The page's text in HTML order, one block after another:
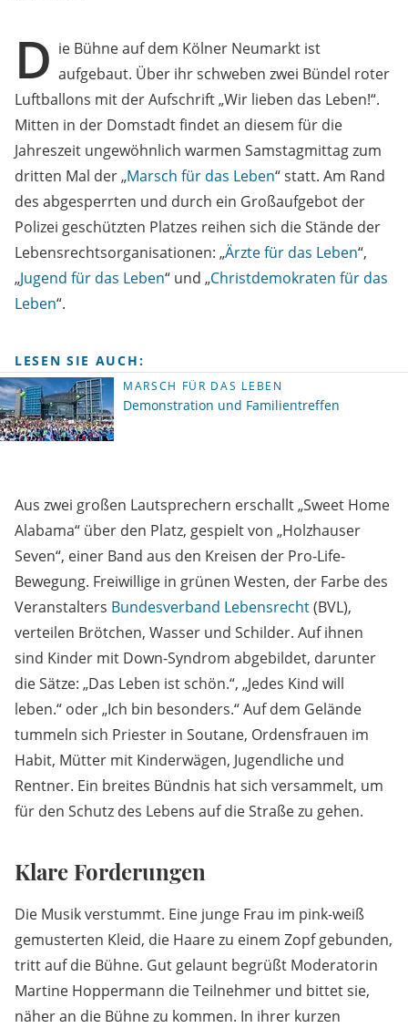
D ie Bühne auf dem Kölner Neumarkt ist
aufgebaut. Über ihr schweben zwei Bündel roter
Luftballons mit der Aufschrift „Wir lieben das Leben!“.
Mitten in der Domstadt findet an diesem für die
Jahreszeit ungewöhnlich warmen Samstagmittag zum
dritten Mal der „Marsch für das Leben“ statt. Am Rand
des abgesperrten und durch ein Großaufgebot der
Polizei geschützten Platzes reihen sich die Stände der
Lebensrechtsorganisationen: „Ärzte für das Leben“,
„Jugend für das Leben“ und „Christdemokraten für das
Leben“.
LESEN SIE AUCH:
MARSCH FÜR DAS LEBEN
Demonstration und Familientreffen
Aus zwei großen Lautsprechern erschallt „Sweet Home
Alabama“ über den Platz, gespielt von „Holzhauser
Seven“, einer Band aus den Kreisen der Pro-Life-
Bewegung. Freiwillige in grünen Westen, der Farbe des
Veranstalters Bundesverband Lebensrecht(BVL),
verteilen Brötchen, Wasser und Schilder. Auf ihnen
sind Kinder mit Down-Syndrom abgebildet, darunter
die Sätze: „Das Leben ist schön.“, „Jedes Kind will
leben.“ oder „Ich bin besonders.“ Auf dem Gelände
tummeln sich Priester in Soutane, Ordensfrauen im
Habit, Mütter mit Kinderwägen, Jugendliche und
Rentner. Ein breites Bündnis hat sich versammelt, um
für den Schutz des Lebens auf die Straße zu gehen.
Klare Forderungen
Die Musik verstummt. Eine junge Frau im pink-weiß
gemusterten Kleid, die Haare zu einem Zopf gebunden,
tritt auf die Bühne. Gut gelaunt begrüßt Moderatorin
Martine Hoppermann die Teilnehmer und bittet sie,
näher an die Bühne zu kommen. In ihrer kurzen